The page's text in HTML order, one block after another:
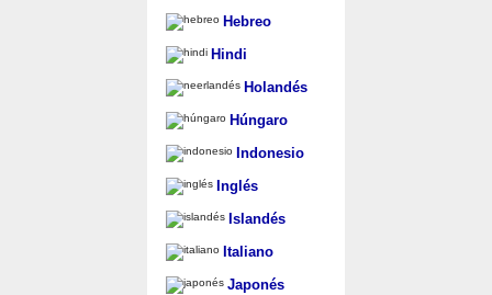
Hebreo
Hindi
Holandés
Húngaro
Indonesio
Inglés
Islandés
Italiano
Japonés